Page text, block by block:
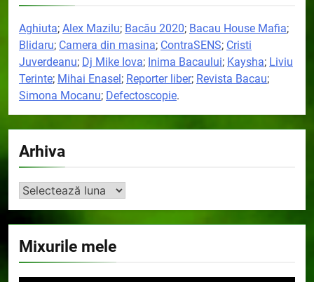
Aghiuta; Alex Mazilu; Bacău 2020; Bacau House Mafia;
Blidaru; Camera din masina; ContraSENS; Cristi
Juverdeanu; Dj Mike Iova; Inima Bacaului; Kaysha; Liviu
Terinte; Mihai Enasel; Reporter liber; Revista Bacau;
Simona Mocanu; Defectoscopie.
Arhiva
Arhiva
Mixurile mele